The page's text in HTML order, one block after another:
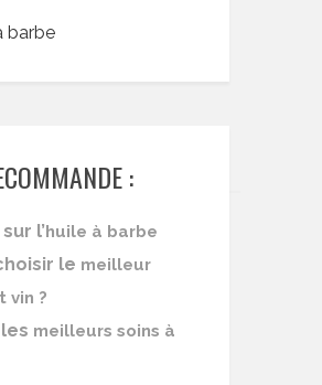
:
l’huile à barbe
le meilleur
vin ?
meilleurs soins à